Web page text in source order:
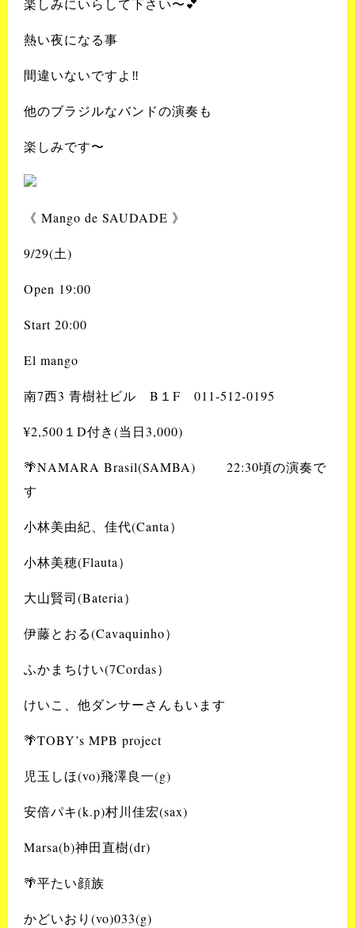
楽しみにいらして下さい〜💕
熱い夜になる事
間違いないですよ‼️
他のブラジルなバンドの演奏も
楽しみです〜
《 Mango de SAUDADE 》
9/29(土)
Open 19:00
Start 20:00
El mango
南7西3 青樹社ビル B１F 011-512-0195
¥2,500１D付き(当日3,000)
🌴NAMARA Brasil(SAMBA) 22:30頃の演奏で
す
小林美由紀、佳代(Canta）
小林美穂(Flauta）
大山賢司(Bateria）
伊藤とおる(Cavaquinho）
ふかまちけい(7Cordas）
けいこ、他ダンサーさんもいます
🌴TOBY’s MPB project
児玉しほ(vo)飛澤良一(g)
安倍パキ(k.p)村川佳宏(sax)
Marsa(b)神田直樹(dr)
🌴平たい顔族
かどいおり(vo)033(g)